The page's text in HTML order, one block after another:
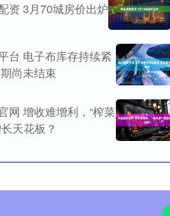
资 3月70城房价出炉
台 电子布库存持续紧
尚未结束
网 增收难增利，“榨菜
天花板？